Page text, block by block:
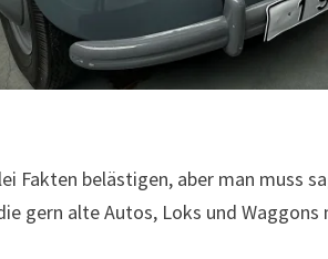
Fakten belästigen, aber man muss
gern alte Autos, Loks und